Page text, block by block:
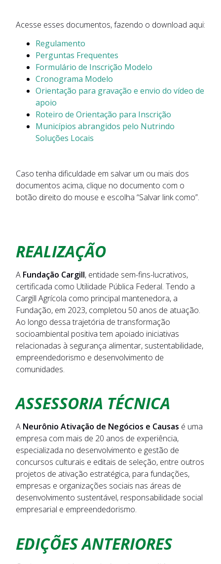
Acesse esses documentos, fazendo o download aqui:
Regulamento
Perguntas Frequentes
Formulário de Inscrição Modelo
Cronograma Modelo
Orientação para gravação e envio do vídeo de
apoio
Roteiro de Orientação para Inscrição
Municípios abrangidos pelo Nutrindo
Soluções Locais
Caso tenha dificuldade em salvar um ou mais dos
documentos acima, clique no documento com o
botão direito do mouse e escolha “Salvar link como”.
REALIZAÇÃO
A Fundação Cargill, entidade sem-fins-lucrativos,
certificada como Utilidade Pública Federal. Tendo a
Cargill Agrícola como principal mantenedora, a
Fundação, em 2023, completou 50 anos de atuação.
Ao longo dessa trajetória de transformação
socioambiental positiva tem apoiado iniciativas
relacionadas à segurança alimentar, sustentabilidade,
empreendedorismo e desenvolvimento de
comunidades.
ASSESSORIA TÉCNICA
A Neurônio Ativação de Negócios e Causas é uma
empresa com mais de 20 anos de experiência,
especializada no desenvolvimento e gestão de
concursos culturais e editais de seleção, entre outros
projetos de ativação estratégica, para fundações,
empresas e organizações sociais nas áreas de
desenvolvimento sustentável, responsabilidade social
empresarial e empreendedorismo.
EDIÇÕES ANTERIORES